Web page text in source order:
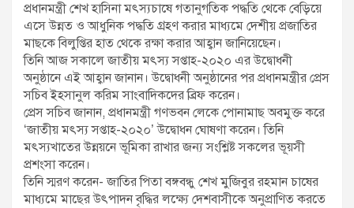
প্রধানমন্ত্রী শেখ হাসিনা মৎস্যচাষে গতানুগতিক পদ্ধতি থেকে বেড়িয়ে
এসে উন্নত ও আধুনিক পদ্ধতি গ্রহণ করার মাধ্যমে দেশীয় প্রজাতির
মাছকে বিলুপ্তির হাত থেকে রক্ষা করার আহ্বান জানিয়েছেন।
তিনি আজ সকালে জাতীয় মৎস্য সপ্তাহ-২০২০ এর উদ্বোধনী
অনুষ্ঠানে এই আহ্বান জানান। উদ্বোধনী অনুষ্ঠানের পর প্রধানমন্ত্রীর প্রেস
সচিব ইহসানুল করিম সাংবাদিকদের ব্রিফ করেন।
প্রেস সচিব জানান, প্রধানমন্ত্রী গণভবন লেকে পোনামাছ অবমুক্ত করে
‘জাতীয় মৎস্য সপ্তাহ-২০২০’ উদ্বোধন ঘোষণা করেন। তিনি
মৎস্যখাতের উন্নয়নে ভূমিকা রাখার জন্য সংশ্লিষ্ট সকলের ভূয়সী
প্রশংসা করেন।
তিনি স্মরণ করেন- জাতির পিতা বঙ্গবন্ধু শেখ মুজিবুর রহমান চাষের
মাধ্যমে মাছের উৎপাদন বৃদ্ধির লক্ষ্যে দেশবাসীকে অনুপ্রাণিত করতে